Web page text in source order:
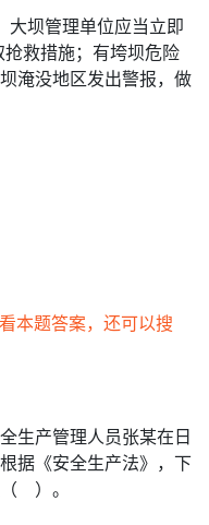
大坝管理单位应当立即
救措施；有垮坝危险
淹没地区发出警报，做
本题答案，还可以搜
生产管理人员张某在日
据《安全生产法》，下
）。